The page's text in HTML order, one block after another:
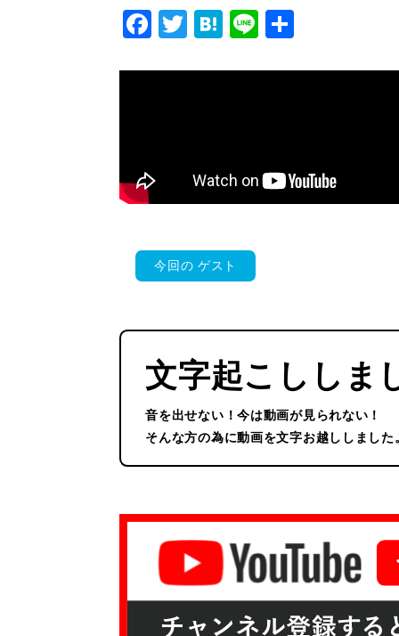
F
a
c
o
T
wi
tt
H
at
e
Li
n
e
今回の ゲスト
文字起こししま
音を出せない！今は動画が見られない！
そんな方の為に動画を文字お越ししまし